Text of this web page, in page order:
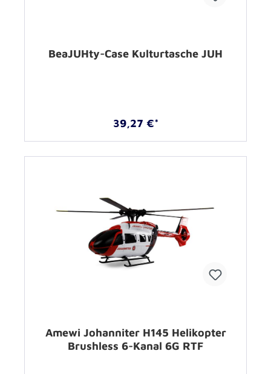
BeaJUHty-Case Kulturtasche JUH
39,27 €*
Amewi Johanniter H145 Helikopter
Brushless 6-Kanal 6G RTF